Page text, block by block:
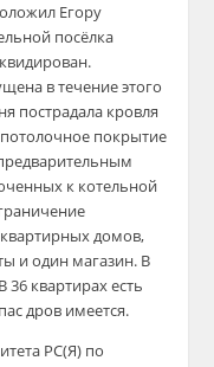
Егору
посёлка
в течение этого
пострадала кровля
покрытие
к котельной
домов,
и один магазин. В
квартирах есть
дров имеется.
РС(Я) по